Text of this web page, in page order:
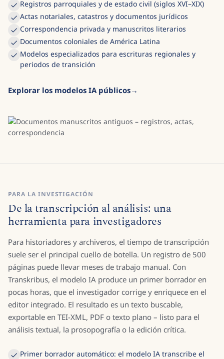
Registros parroquiales y de estado civil (siglos XVI–XIX)
Actas notariales, catastros y documentos jurídicos
Correspondencia privada y manuscritos literarios
Documentos coloniales de América Latina
Modelos especializados para escrituras regionales y
periodos de transición
Explorar los modelos IA públicos
PARA LA INVESTIGACIÓN
De la transcripción al análisis: una
herramienta para investigadores
Para historiadores y archiveros, el tiempo de transcripción
suele ser el principal cuello de botella. Un registro de 500
páginas puede llevar meses de trabajo manual. Con
Transkribus, el modelo IA produce un primer borrador en
pocas horas, que el investigador corrige y enriquece en el
editor integrado. El resultado es un texto buscable,
exportable en TEI-XML, PDF o texto plano – listo para el
análisis textual, la prosopografía o la edición crítica.
Primer borrador automático: el modelo IA transcribe el